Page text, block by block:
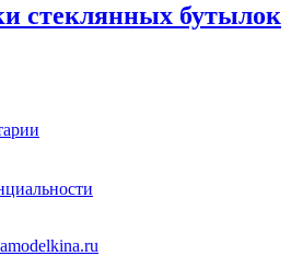
стеклянных бутылок